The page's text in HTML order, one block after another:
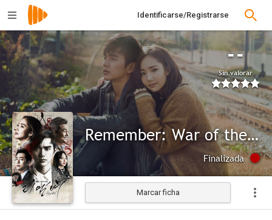
Identificarse/Registrarse
--
Sin valorar
Remember: War of the Son
Finalizada
Marcar ficha